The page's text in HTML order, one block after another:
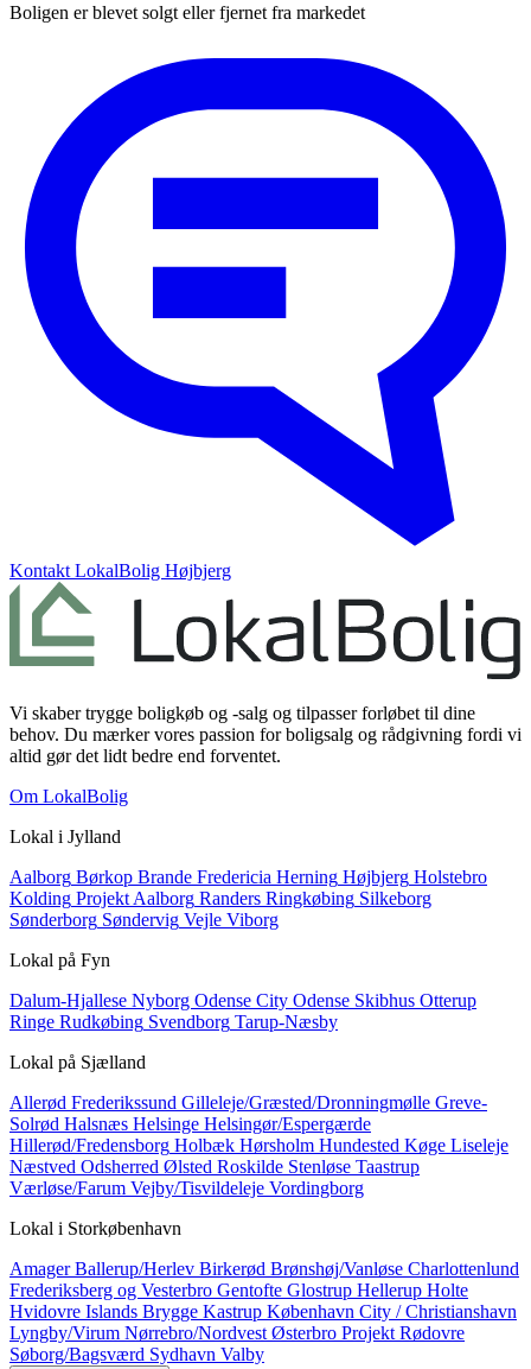
Boligen er blevet solgt eller fjernet fra markedet
Kontakt LokalBolig Højbjerg
Vi skaber trygge boligkøb og -salg og tilpasser forløbet til dine
behov. Du mærker vores passion for boligsalg og rådgivning fordi vi
altid gør det lidt bedre end forventet.
Om LokalBolig
Lokal i Jylland
Aalborg Børkop Brande Fredericia Herning Højbjerg Holstebro
Kolding Projekt Aalborg Randers Ringkøbing Silkeborg
Sønderborg Søndervig Vejle Viborg
Lokal på Fyn
Dalum-Hjallese Nyborg Odense City Odense Skibhus Otterup
Ringe Rudkøbing Svendborg Tarup-Næsby
Lokal på Sjælland
Allerød Frederikssund Gilleleje/Græsted/Dronningmølle Greve-
Solrød Halsnæs Helsinge Helsingør/Espergærde
Hillerød/Fredensborg Holbæk Hørsholm Hundested Køge Liseleje
Næstved Odsherred Ølsted Roskilde Stenløse Taastrup
Værløse/Farum Vejby/Tisvildeleje Vordingborg
Lokal i Storkøbenhavn
AmagerBallerup/Herlev Birkerød Brønshøj/Vanløse Charlottenlund
Frederiksberg og Vesterbro Gentofte Glostrup Hellerup Holte
Hvidovre Islands Brygge Kastrup København City / Christianshavn
Lyngby/Virum Nørrebro/Nordvest Østerbro Projekt Rødovre
Søborg/Bagsværd Sydhavn Valby